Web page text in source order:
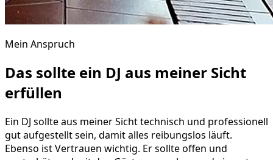
Mein Anspruch
Das sollte ein DJ aus meiner Sicht
erfüllen
Ein DJ sollte aus meiner Sicht technisch und professionell
gut aufgestellt sein, damit alles reibungslos läuft.
Ebenso ist Vertrauen wichtig. Er sollte offen und